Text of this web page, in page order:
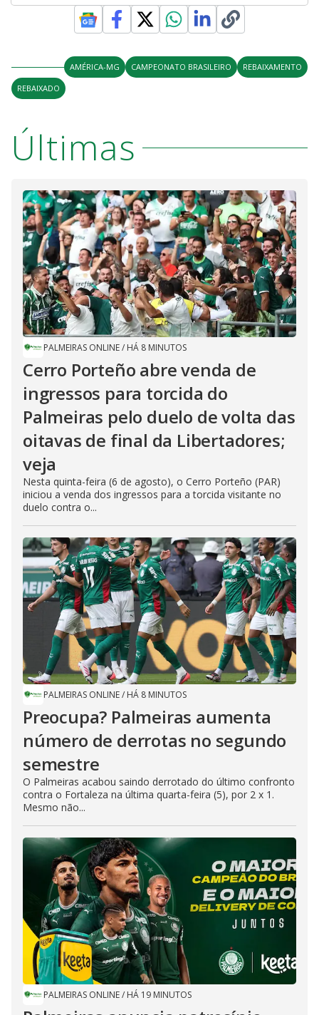
AMÉRICA-MG CAMPEONATO BRASILEIRO
REBAIXAMENTO
REBAIXADO
Últimas
PALMEIRAS ONLINE/ HÁ 8 MINUTOS
Cerro Porteño abre venda de
ingressos para torcida do
Palmeiras pelo duelo de volta das
oitavas de final da Libertadores;
veja
Nesta quinta-feira (6 de agosto), o Cerro Porteño (PAR)
iniciou a venda dos ingressos para a torcida visitante no
duelo contra o...
PALMEIRAS ONLINE/ HÁ 8 MINUTOS
Preocupa? Palmeiras aumenta
número de derrotas no segundo
semestre
O Palmeiras acabou saindo derrotado do último confronto
contra o Fortaleza na última quarta-feira (5), por 2 x 1.
Mesmo não...
PALMEIRAS ONLINE/ HÁ 19 MINUTOS